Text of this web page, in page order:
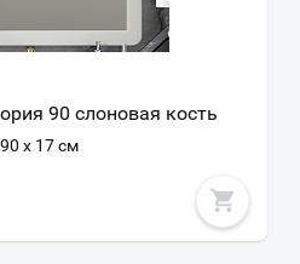
90 слоновая кость
x 17 см